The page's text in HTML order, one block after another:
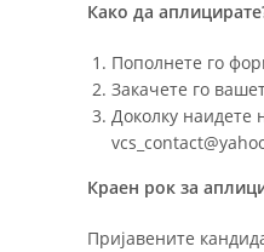
Како да
Пополнете го
Закачете го
Доколку наидете
Краен рок за
Пријавените